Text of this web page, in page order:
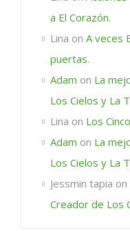
a El Corazón.
Lina on A veces
puertas.
Adam on La
Los Cielos y La
Lina on Los
Adam on La
Los Cielos y La
Jessmin tapia on
Creador de Los